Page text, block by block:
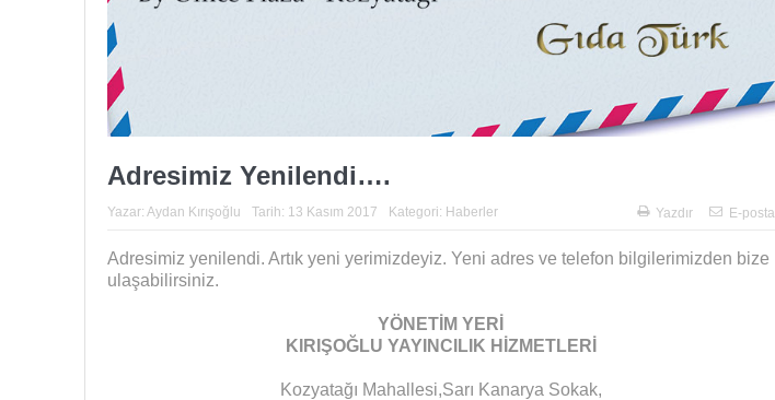
Adresimiz Yenilendi….
Yazar: Aydan Kırışoğlu Tarih: 13 Kasım 2017 Kategori: Haberler Yazdır E-posta
Adresimiz yenilendi. Artık yeni yerimizdeyiz. Yeni adres ve telefon bilgilerimizden bize
ulaşabilirsiniz.
YÖNETİM YERİ
KIRIŞOĞLU YAYINCILIK HİZMETLERİ
Kozyatağı Mahallesi,Sarı Kanarya Sokak,